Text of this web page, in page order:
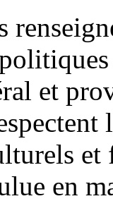
et
et
en